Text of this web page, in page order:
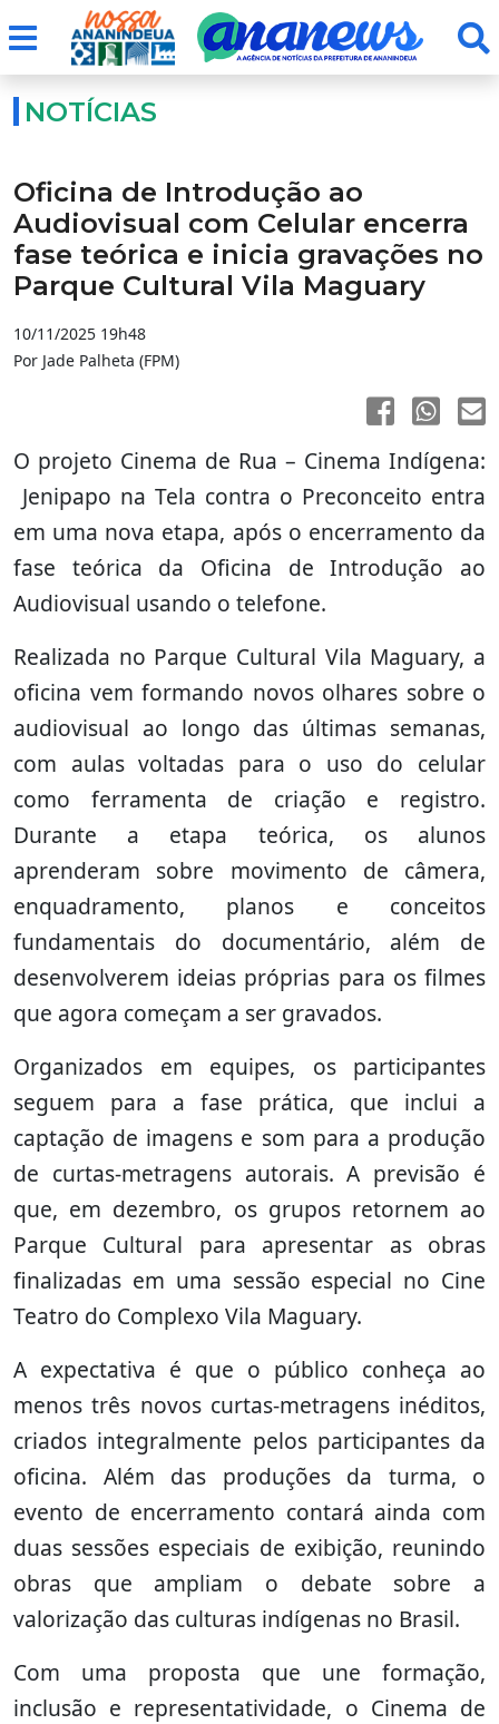
NOTÍCIAS
Oficina de Introdução ao
Audiovisual com Celular encerra
fase teórica e inicia gravações no
Parque Cultural Vila Maguary
10/11/2025 19h48
Por Jade Palheta (FPM)
O projeto Cinema de Rua – Cinema Indígena:
Jenipapo na Tela contra o Preconceito entra
em uma nova etapa, após o encerramento da
fase teórica da Oficina de Introdução ao
Audiovisual usando o telefone.
Realizada no Parque Cultural Vila Maguary, a
oficina vem formando novos olhares sobre o
audiovisual ao longo das últimas semanas,
com aulas voltadas para o uso do celular
como ferramenta de criação e registro.
Durante a etapa teórica, os alunos
aprenderam sobre movimento de câmera,
enquadramento, planos e conceitos
fundamentais do documentário, além de
desenvolverem ideias próprias para os filmes
que agora começam a ser gravados.
Organizados em equipes, os participantes
seguem para a fase prática, que inclui a
captação de imagens e som para a produção
de curtas-metragens autorais. A previsão é
que, em dezembro, os grupos retornem ao
Parque Cultural para apresentar as obras
finalizadas em uma sessão especial no Cine
Teatro do Complexo Vila Maguary.
A expectativa é que o público conheça ao
menos três novos curtas-metragens inéditos,
criados integralmente pelos participantes da
oficina. Além das produções da turma, o
evento de encerramento contará ainda com
duas sessões especiais de exibição, reunindo
obras que ampliam o debate sobre a
valorização das culturas indígenas no Brasil.
Com uma proposta que une formação,
inclusão e representatividade, o Cinema de